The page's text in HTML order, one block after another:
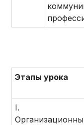
Этапы урока
I.